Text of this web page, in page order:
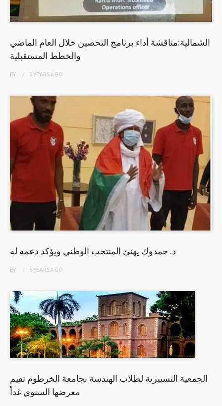
الشمالية:مناقشة أداء برنامج التحصين خلال العام الماضي
والخطط المستقبلية
BY 5 YEARSAGO
د. حمدوك يهنئ المنتخب الوطني ويؤكد دعمه له
BY 5 YEARSAGO
الجمعية التسييرية لطلاب الهندسة بجامعة الخرطوم تقيم
معرضها السنوي غداً